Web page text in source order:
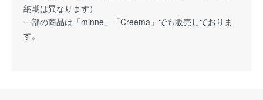
納期は異なります）
一部の商品は「minne」「Creema」でも販売しておりま
す。